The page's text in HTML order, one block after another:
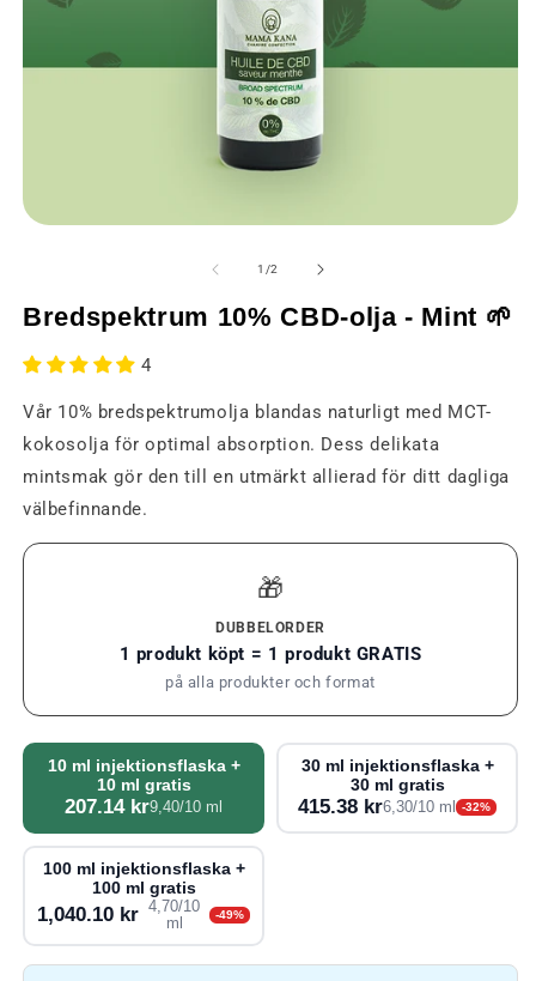
ett
modalt
1 /från
2
Bredspektrum 10% CBD-olja - Mint 🌱
4
Vår 10% bredspektrumolja blandas naturligt med MCT-
kokosolja för optimal absorption. Dess delikata
mintsmak gör den till en utmärkt allierad för ditt dagliga
välbefinnande.
🎁
DUBBELORDER
1 produkt köpt = 1 produkt GRATIS
på alla produkter och format
10 ml injektionsflaska +
10 ml gratis
207.14 kr9,40/10 ml
30 ml injektionsflaska +
30 ml gratis
415.38 kr6,30/10 ml -32%
100 ml injektionsflaska +
100 ml gratis
1,040.10 kr 4,70/10
ml
-49%